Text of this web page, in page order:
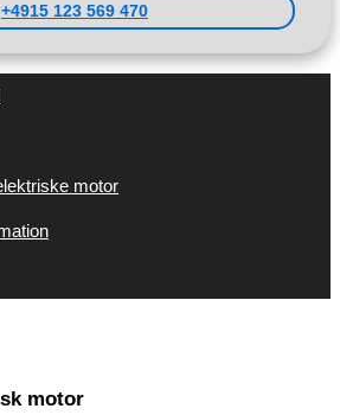
+4915 123 569 470
motor
motor